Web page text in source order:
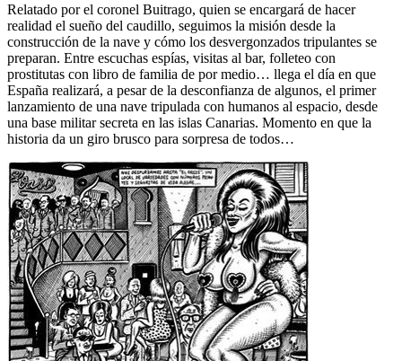
Relatado por el coronel Buitrago, quien se encargará de hacer
realidad el sueño del caudillo, seguimos la misión desde la
construcción de la nave y cómo los desvergonzados tripulantes se
preparan. Entre escuchas espías, visitas al bar, folleteo con
prostitutas con libro de familia de por medio… llega el día en que
España realizará, a pesar de la desconfianza de algunos, el primer
lanzamiento de una nave tripulada con humanos al espacio, desde
una base militar secreta en las islas Canarias. Momento en que la
historia da un giro brusco para sorpresa de todos…